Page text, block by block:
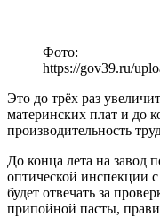
Фото:
https://gov39.ru/
Это до трёх раз
материнских плат и до
производительность
До конца лета на завод
оптической инспекции
будет отвечать за
припойной пасты,